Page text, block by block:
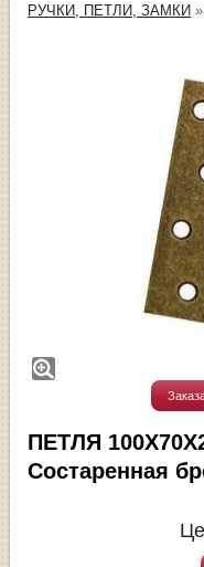
РУЧКИ, ПЕТЛИ, ЗАМКИ
ПЕТЛЯ
Состаренная